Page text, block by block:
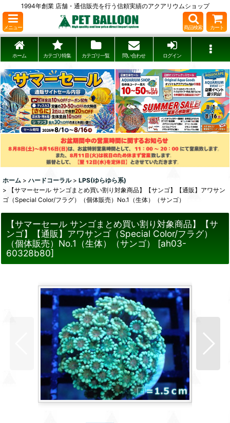
1994年創業 店舗・通信販売を行う信頼実績のアクアリウムショップ
メニュー 商品検索 カート
ホーム カテゴリ特集 カテゴリ一覧 問い合わせ ログイン
ホーム > ハードコーラル > LPS(ゆらゆら系)
>
【サマーセール サンゴまとめ買い割り対象商品】【サンゴ】【通販】アワサン
ゴ（Special Color/フラグ）（個体販売）No.1（生体）（サンゴ）
【サマーセール サンゴまとめ買い割り対象商品】【サ
ンゴ】【通販】アワサンゴ（Special Color/フラグ）
（個体販売）No.1（生体）（サンゴ）
[ah03-
60328b80]